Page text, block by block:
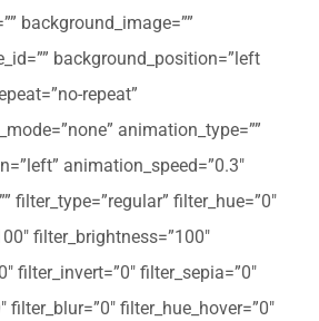
background_image=””
background_position=”left
repeat”
animation_type=””
animation_speed=”0.3″
filter_type=”regular” filter_hue=”0″
filter_brightness=”100″
filter_invert=”0″ filter_sepia=”0″
filter_blur=”0″ filter_hue_hover=”0″